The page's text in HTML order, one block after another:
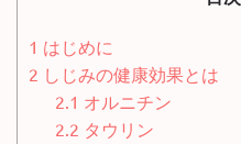
1 はじめに
2 しじみの健康効果とは
2.1 オルニチン
2.2 タウリン